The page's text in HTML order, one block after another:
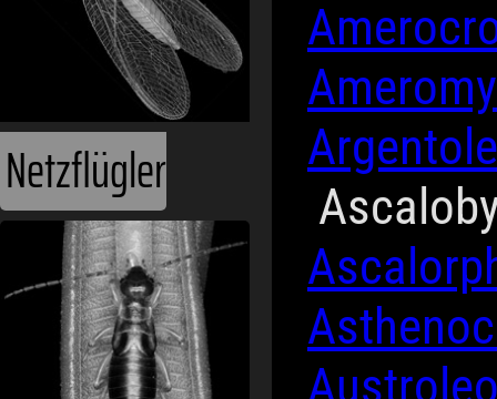
Netzflügler